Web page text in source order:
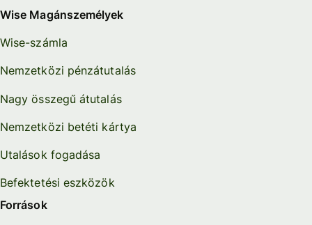
Wise Magánszemélyek
Wise-számla
Nemzetközi pénzátutalás
Nagy összegű átutalás
Nemzetközi betéti kártya
Utalások fogadása
Befektetési eszközök
Források